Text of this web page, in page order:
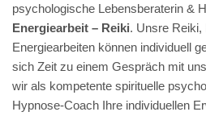
psychologische Lebensberaterin &
Energiearbeit – Reiki. Unsre Reiki,
Energiearbeiten können individuell
sich Zeit zu einem Gespräch mit
wir als kompetente spirituelle
Hypnose-Coach Ihre individuellen